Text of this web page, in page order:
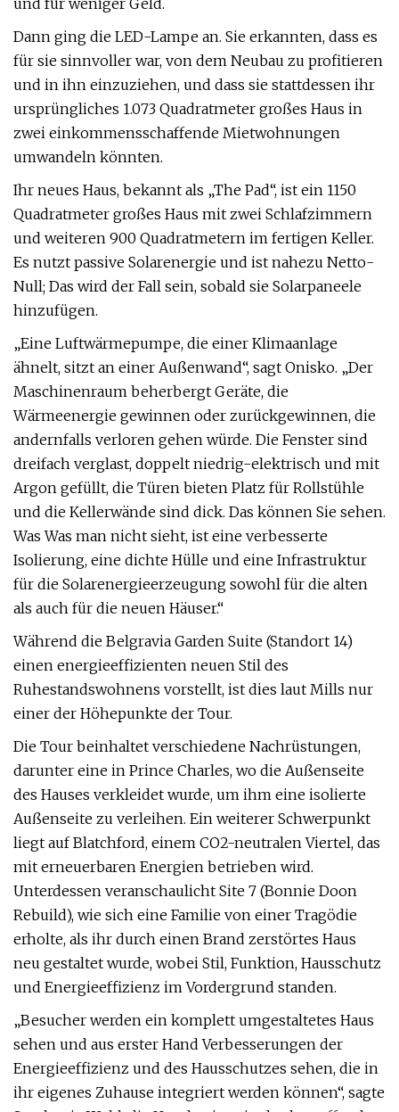
und für weniger Geld.
Dann ging die LED-Lampe an. Sie erkannten, dass es
für sie sinnvoller war, von dem Neubau zu profitieren
und in ihn einzuziehen, und dass sie stattdessen ihr
ursprüngliches 1.073 Quadratmeter großes Haus in
zwei einkommensschaffende Mietwohnungen
umwandeln könnten.
Ihr neues Haus, bekannt als „The Pad“, ist ein 1150
Quadratmeter großes Haus mit zwei Schlafzimmern
und weiteren 900 Quadratmetern im fertigen Keller.
Es nutzt passive Solarenergie und ist nahezu Netto-
Null; Das wird der Fall sein, sobald sie Solarpaneele
hinzufügen.
„Eine Luftwärmepumpe, die einer Klimaanlage
ähnelt, sitzt an einer Außenwand“, sagt Onisko. „Der
Maschinenraum beherbergt Geräte, die
Wärmeenergie gewinnen oder zurückgewinnen, die
andernfalls verloren gehen würde. Die Fenster sind
dreifach verglast, doppelt niedrig-elektrisch und mit
Argon gefüllt, die Türen bieten Platz für Rollstühle
und die Kellerwände sind dick. Das können Sie sehen.
Was Was man nicht sieht, ist eine verbesserte
Isolierung, eine dichte Hülle und eine Infrastruktur
für die Solarenergieerzeugung sowohl für die alten
als auch für die neuen Häuser.“
Während die Belgravia Garden Suite (Standort 14)
einen energieeffizienten neuen Stil des
Ruhestandswohnens vorstellt, ist dies laut Mills nur
einer der Höhepunkte der Tour.
Die Tour beinhaltet verschiedene Nachrüstungen,
darunter eine in Prince Charles, wo die Außenseite
des Hauses verkleidet wurde, um ihm eine isolierte
Außenseite zu verleihen. Ein weiterer Schwerpunkt
liegt auf Blatchford, einem CO2-neutralen Viertel, das
mit erneuerbaren Energien betrieben wird.
Unterdessen veranschaulicht Site 7 (Bonnie Doon
Rebuild), wie sich eine Familie von einer Tragödie
erholte, als ihr durch einen Brand zerstörtes Haus
neu gestaltet wurde, wobei Stil, Funktion, Hausschutz
und Energieeffizienz im Vordergrund standen.
„Besucher werden ein komplett umgestaltetes Haus
sehen und aus erster Hand Verbesserungen der
Energieeffizienz und des Hausschutzes sehen, die in
ihr eigenes Zuhause integriert werden können“, sagte